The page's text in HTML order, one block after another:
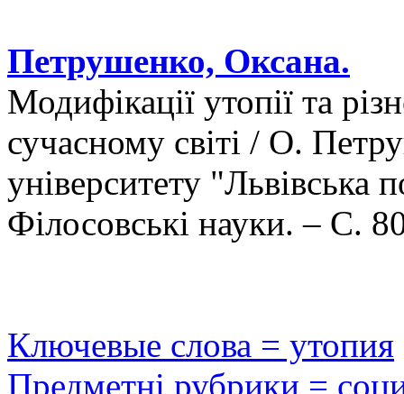
Петрушенко, Оксана.
Модифікації утопії та
сучасному світі / О.
університету "Львівська
Філосовські науки. – С.
Ключевые слова = утопия
Предметні рубрики =